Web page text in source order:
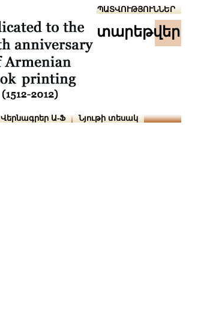
ՆԱԽԱՊԱՏՎՈՒԹՅՈՒՆՆԵՐ
տարեթվեր
Վերնագրեր Ա-Ֆ Նյութի տեսակ